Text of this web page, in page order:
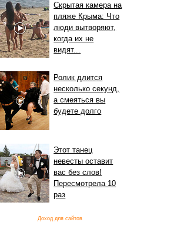
Скрытая камера на
пляже Крыма: Что
люди вытворяют,
когда их не
видят...
Ролик длится
несколько секунд,
а смеяться вы
будете долго
Этот танец
невесты оставит
вас без слов!
Пересмотрела 10
раз
Доход для сайтов